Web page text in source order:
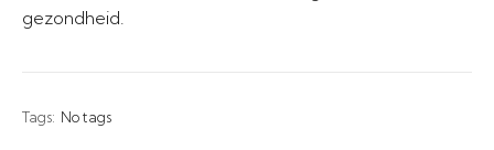
gezondheid.
Tags: No tags